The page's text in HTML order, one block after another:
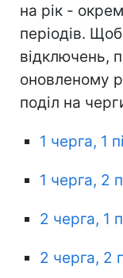
на рік -
періодів.
відключень,
оновленому
поділ на
1 черга, 1
1 черга, 2
2 черга, 1
2 черга, 2